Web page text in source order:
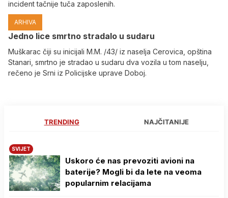
incident tačnije tuča zaposlenih.
ARHIVA
Јedno lice smrtno stradalo u sudaru
Muškarac čiji su inicijali M.M. /43/ iz naselja Cerovica, opština
Stanari, smrtno je stradao u sudaru dva vozila u tom naselju,
rečeno je Srni iz Policijske uprave Doboj.
TRENDING NAJČITANIJE
SVIJET
Uskoro će nas prevoziti avioni na
baterije? Mogli bi da lete na veoma
popularnim relacijama